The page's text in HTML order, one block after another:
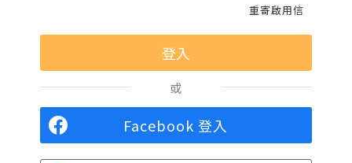
重寄啟用信
或
Facebook 登入